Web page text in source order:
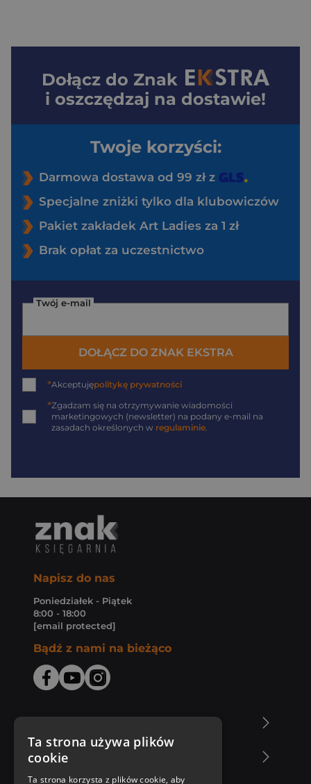
Dołącz do Znak
i oszczędzaj na dostawie!
Twoje korzyści:
Darmowa dostawa od 99 zł z
Specjalne zniżki tylko dla klubowiczów
Pakiet zakładek Art Ladies za 1 zł
Brak opłat za uczestnictwo
Twój e-mail
DOŁĄCZ DO ZNAK EKSTRA
*Akceptujępolitykę prywatności
*Zgadzam się na otrzymywanie wiadomości
marketingowych (newsletter) na podany e-mail na
zasadach określonych w regulaminie
Napisz do nas
Poniedziałek - Piątek
8:00 - 18:00
[email protected]
Bądź z nami na bieżąco
Zakupy u nas
Ta strona używa plików
cookie
Ta strona korzysta z plików cookie, aby